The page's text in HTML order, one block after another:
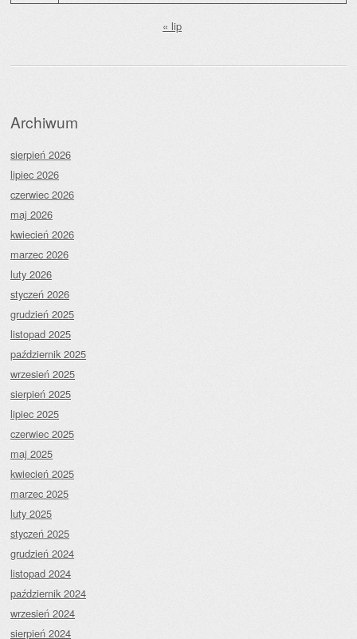
« lip
Archiwum
sierpień 2026
lipiec 2026
czerwiec 2026
maj 2026
kwiecień 2026
marzec 2026
luty 2026
styczeń 2026
grudzień 2025
listopad 2025
październik 2025
wrzesień 2025
sierpień 2025
lipiec 2025
czerwiec 2025
maj 2025
kwiecień 2025
marzec 2025
luty 2025
styczeń 2025
grudzień 2024
listopad 2024
październik 2024
wrzesień 2024
sierpień 2024